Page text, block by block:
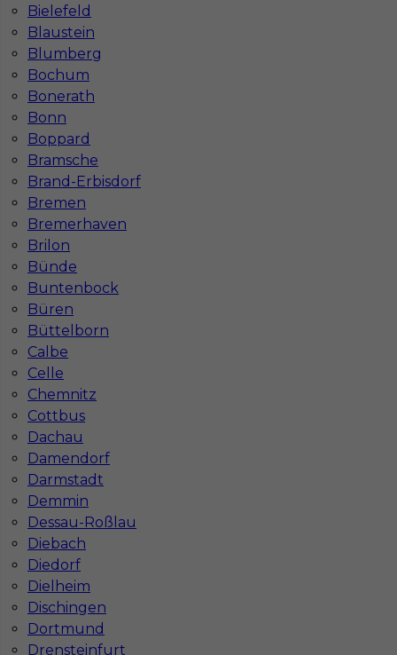
Bielefeld
Blaustein
Blumberg
Bochum
Bonerath
Bonn
Boppard
Bramsche
Brand-Erbisdorf
Bremen
Bremerhaven
Brilon
Bünde
Buntenbock
Büren
Büttelborn
Calbe
Celle
Chemnitz
Cottbus
Dachau
Damendorf
Darmstadt
Demmin
Dessau-Roßlau
Diebach
Diedorf
Dielheim
Dischingen
Dortmund
Drensteinfurt
Najpopularniejsze miejscowości w Niemczech
Praca Augsburg
Praca Hamburg
Praca Berlin
Praca Hannover
Praca Dortmund
Praca Magdeburg
InServ © 2014 – 2026 | Wszelkie prawa zastrzeżone